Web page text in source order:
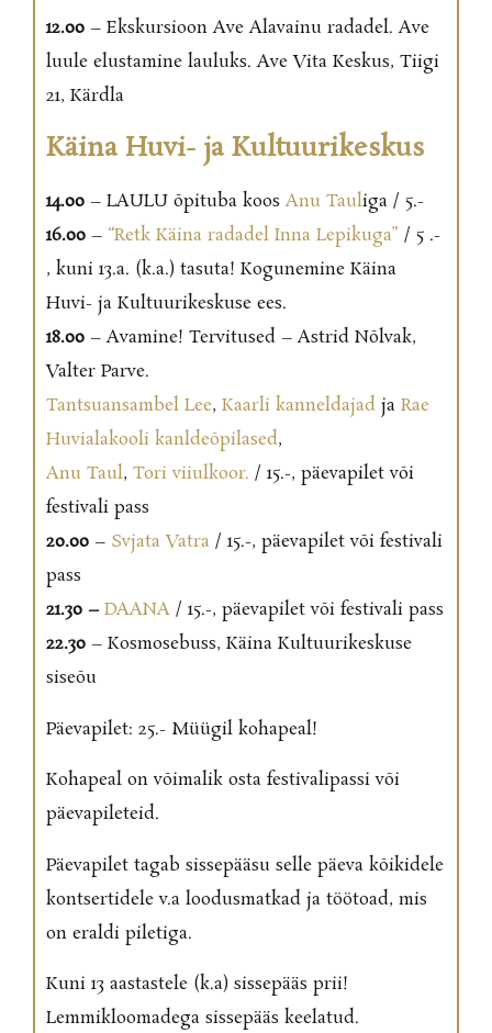
12.00 – Ekskursioon Ave Alavainu radadel. Ave
luule elustamine lauluks. Ave Vita Keskus, Tiigi
21, Kärdla
Käina Huvi- ja Kultuurikeskus
14.00 – LAULU õpituba koosAnu Tauliga / 5.-
16.00 – “Retk Käina radadel Inna Lepikuga” / 5 .-
, kuni 13.a. (k.a.) tasuta! Kogunemine Käina
Huvi- ja Kultuurikeskuse ees.
18.00 – Avamine! Tervitused – Astrid Nõlvak,
Valter Parve.
Tantsuansambel Lee, Kaarli kanneldajad ja Rae
Huvialakooli kanldeõpilased,
Anu Taul, Tori viiulkoor. / 15.-, päevapilet või
festivali pass
20.00 – Svjata Vatra / 15.-, päevapilet või festivali
pass
21.30 – DAANA / 15.-, päevapilet või festivali pass
22.30 – Kosmosebuss, Käina Kultuurikeskuse
siseõu
Päevapilet: 25.- Müügil kohapeal!
Kohapeal on võimalik osta festivalipassi või
päevapileteid.
Päevapilet tagab sissepääsu selle päeva kõikidele
kontsertidele v.a loodusmatkad ja töötoad, mis
on eraldi piletiga.
Kuni 13 aastastele (k.a) sissepääs prii!
Lemmikloomadega sissepääs keelatud.